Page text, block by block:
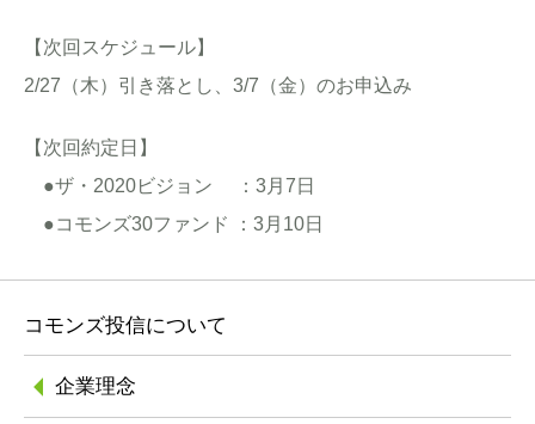
【次回スケジュール】
2/27（木）引き落とし、3/7（金）のお申込み
【次回約定日】
●ザ・2020ビジョン ：3月7日
●コモンズ30ファンド ：3月10日
コモンズ投信について
企業理念